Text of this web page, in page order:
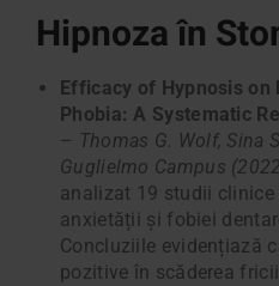
Hipnoza în
Efficacy of Hypnosis on
Phobia: A Systematic
– Thomas G. Wolf, Sina
Guglielmo Campus
analizat 19 studii clinice
anxietății și fobiei
Concluziile evidențiază
pozitive în scăderea